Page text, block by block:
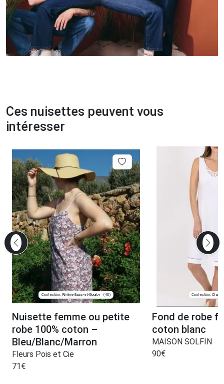
Ces nuisettes peuvent vous
intéresser
Confection: Rivière-Saas-et-Gourby (40)
Nuisette femme ou petite
robe 100% coton –
Bleu/Blanc/Marron
Fleurs Pois et Cie
71€
Confection:
Fond de robe
coton blanc
MAISON SOLFIN
90€